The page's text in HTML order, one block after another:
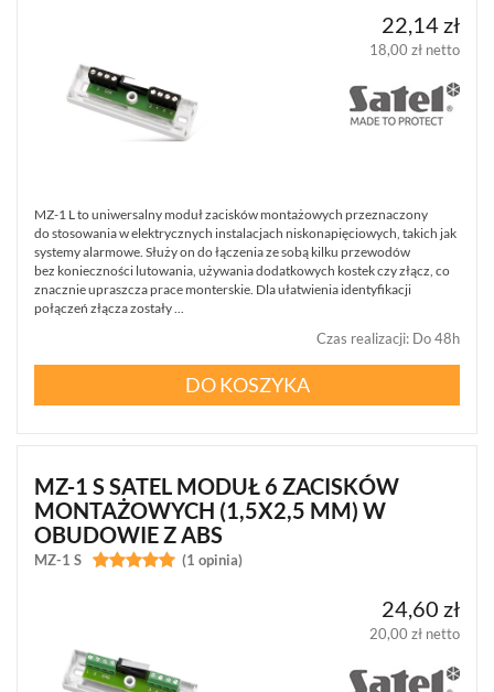
PULSON
ALARM
4G
(6)
(9)
(33)
STEROWNIKI
RADIOWE
(15)
22,14 zł
18,00 zł netto
MZ-1 L to uniwersalny moduł zacisków montażowych przeznaczony
do stosowania w elektrycznych instalacjach niskonapięciowych, takich jak
systemy alarmowe. Służy on do łączenia ze sobą kilku przewodów
bez konieczności lutowania, używania dodatkowych kostek czy złącz, co
znacznie upraszcza prace monterskie. Dla ułatwienia identyfikacji
połączeń złącza zostały ...
Czas realizacji: Do 48h
DO KOSZYKA
MZ-1 S SATEL MODUŁ 6 ZACISKÓW
MONTAŻOWYCH (1,5X2,5 MM) W
OBUDOWIE Z ABS
MZ-1 S 
 (1 opinia)
24,60 zł
20,00 zł netto